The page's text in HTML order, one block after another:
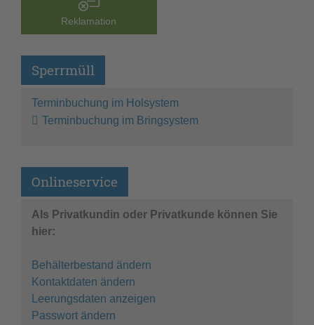
Reklamation
Sperrmüll
Terminbuchung im Holsystem
Terminbuchung im Bringsystem
Onlineservice
Als Privatkundin oder Privatkunde können Sie
hier:
Behälterbestand ändern
Kontaktdaten ändern
Leerungsdaten anzeigen
Passwort ändern